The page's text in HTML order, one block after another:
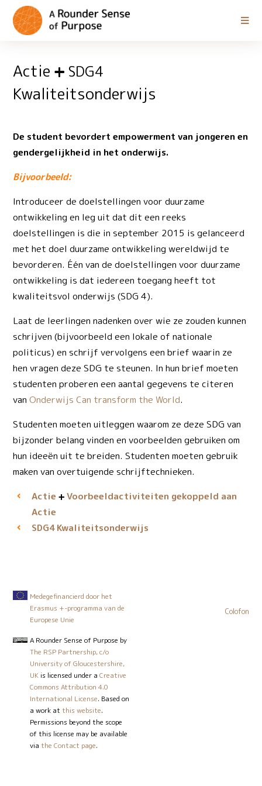
Actie SDG4
Kwaliteitsonderwijs
De student bevordert empowerment van jongeren en
gendergelijkheid in het onderwijs.
Bijvoorbeeld:
Introduceer de doelstellingen voor duurzame
ontwikkeling en leg uit dat dit een reeks
doelstellingen is die in september 2015 is gelanceerd
met het doel duurzame ontwikkeling wereldwijd te
bevorderen. Één van de doelstellingen voor duurzame
ontwikkeling is dat iedereen toegang heeft tot
kwaliteitsvol onderwijs (SDG 4).
Laat de leerlingen nadenken over wie ze zouden kunnen
schrijven (bijvoorbeeld een lokale of nationale
politicus) en schrijf vervolgens een brief waarin ze
hen vragen deze SDG te steunen. In hun brief moeten
studenten proberen een aantal gegevens te citeren
vanOnderwijs Can transform the World.
Studenten moeten uitleggen waarom ze deze SDG van
bijzonder belang vinden en voorbeelden gebruiken om
hun ideeën uit te breiden. Studenten moeten gebruik
maken van overtuigende schrijftechnieken.
Actie
Voorbeeld­activiteiten gekoppeld aan
Actie
SDG4Kwaliteitsonderwijs
Medegefinancierd door het
Erasmus +-programma van de
Europese Unie
A Rounder Sense of Purpose by
The RSP Partnership, c/o
University of Gloucestershire,
UK is licensed under aCreative
Commons Attribution 4.0
International License. Based on
a work at this website.
Permissions beyond the scope
of this license may be available
via the Contact page.
Colofon